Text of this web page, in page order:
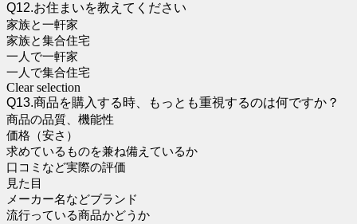
Q12.お住まいを教えてください
家族と一軒家
家族と集合住宅
一人で一軒家
一人で集合住宅
Clear selection
Q13.商品を購入する時、もっとも重視するのは何ですか？
商品の品質、機能性
価格（安さ）
求めているものを兼ね備えているか
口コミなど実際の評価
見た目
メーカー名などブランド
流行っている商品かどうか